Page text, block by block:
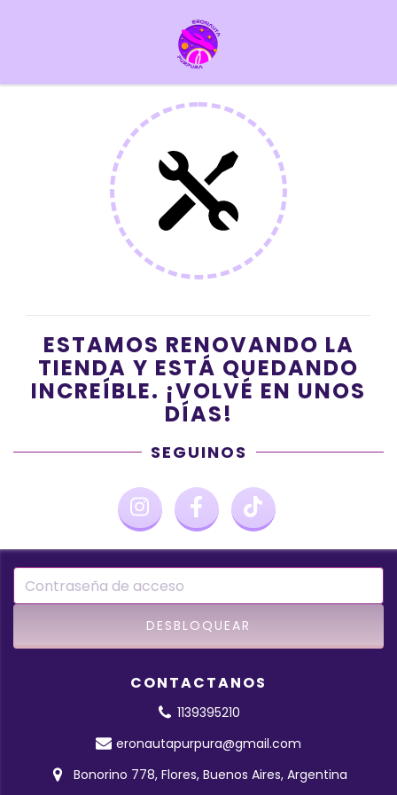
ESTAMOS RENOVANDO LA
TIENDA Y ESTÁ QUEDANDO
INCREÍBLE. ¡VOLVÉ EN UNOS
DÍAS!
SEGUINOS
CONTACTANOS
1139395210
eronautapurpura@gmail.com
Bonorino 778, Flores, Buenos Aires, Argentina